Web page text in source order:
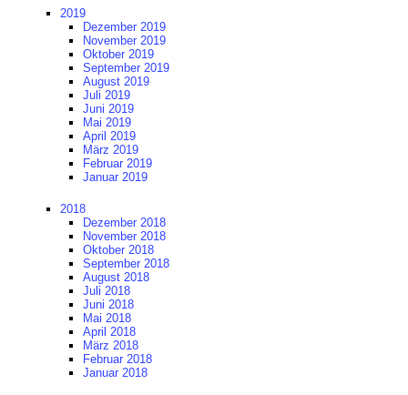
2019
Dezember 2019
November 2019
Oktober 2019
September 2019
August 2019
Juli 2019
Juni 2019
Mai 2019
April 2019
März 2019
Februar 2019
Januar 2019
2018
Dezember 2018
November 2018
Oktober 2018
September 2018
August 2018
Juli 2018
Juni 2018
Mai 2018
April 2018
März 2018
Februar 2018
Januar 2018